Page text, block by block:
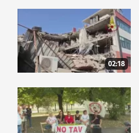
02:18